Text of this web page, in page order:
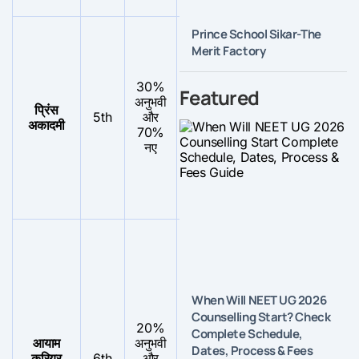
प्रिंस
अकादमी
5th
30%
अनुभवी
और
70%
नए
बहुत ही
उपयोगी
अच्छा लेकिन हर
साल नहीं
की
आयाम
20%
अनुभवी
कोई ख़ास
Prince School Sikar-The
Merit Factory
Featured
When Will NEET UG 2026
Counselling Start? Check
Complete Schedule,
Dates, Process & Fees